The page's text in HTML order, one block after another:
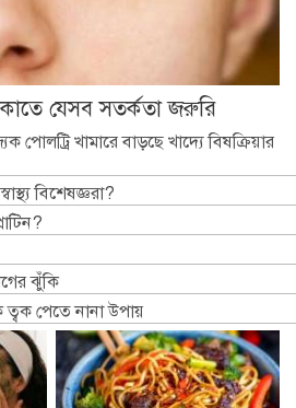
যেসব সতর্কতা জরুরি
পোলট্রি খামারে বাড়ছে খাদ্যে বিষক্রিয়ার
বিশেষজ্ঞরা?
ঝুঁকি
পেতে নানা উপায়